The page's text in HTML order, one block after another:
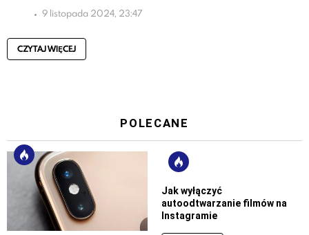
9 listopada 2024, 23:47
CZYTAJ WIĘCEJ
POLECANE
Jak wyłączyć
autoodtwarzanie filmów na
Instagramie